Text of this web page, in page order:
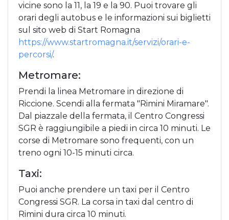
vicine sono la 11, la 19 e la 90. Puoi trovare gli
orari degli autobus e le informazioni sui biglietti
sul sito web di Start Romagna
https://www.startromagna.it/servizi/orari-e-
percorsi/.
Metromare:
Prendi la linea Metromare in direzione di
Riccione. Scendi alla fermata "Rimini Miramare".
Dal piazzale della fermata, il Centro Congressi
SGR è raggiungibile a piedi in circa 10 minuti. Le
corse di Metromare sono frequenti, con un
treno ogni 10-15 minuti circa.
Taxi:
Puoi anche prendere un taxi per il Centro
Congressi SGR. La corsa in taxi dal centro di
Rimini dura circa 10 minuti.